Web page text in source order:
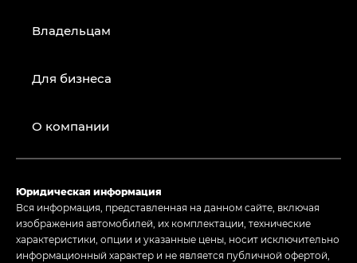
Владельцам
Для бизнеса
О компании
Юридическая информация
Вся информация, представленная на данном сайте, включая
изображения автомобилей, их комплектации, технические
характеристики, опции и указанные цены, носит исключительно
информационный характер и не является публичной офертой,